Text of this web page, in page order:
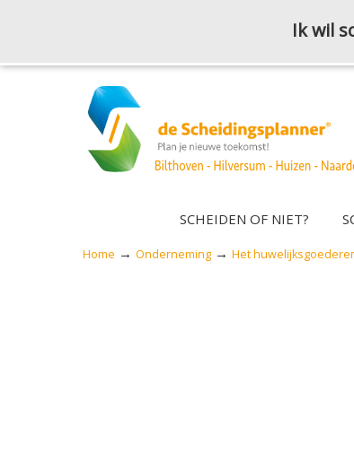
SCHEIDEN OF NIET?
Home → Onderneming → Het
Ik wil